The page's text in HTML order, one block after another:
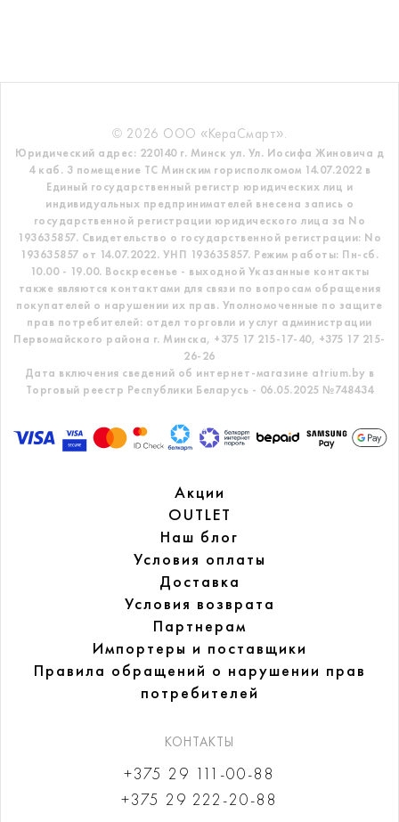
© 2026 ООО «КераСмарт».
Юридический адрес: 220140 г. Минск ул. Ул. Иосифа Жиновича д
4 каб. 3 помещение ТС Минским горисполкомом 14.07.2022 в
Единый государственный регистр юридических лиц и
индивидуальных предпринимателей внесена запись о
государственной регистрации юридического лица за No
193635857. Свидетельство о государственной регистрации: No
193635857 от 14.07.2022. УНП 193635857. Режим работы: Пн-сб.
10.00 - 19.00. Воскресенье - выходной Указанные контакты
также являются контактами для связи по вопросам обращения
покупателей о нарушении их прав. Уполномоченные по защите
прав потребителей: отдел торговли и услуг администрации
Первомайского района г. Минска, +375 17 215-17-40, +375 17 215-
26-26
Дата включения сведений об интернет-магазине atrium.by в
Торговый реестр Республики Беларусь - 06.05.2025 №748434
Акции
OUTLET
Наш блог
Условия оплаты
Доставка
Условия возврата
Партнерам
Импортеры и поставщики
Правила обращений о нарушении прав
потребителей
КОНТАКТЫ
+375 29 111-00-88
+375 29 222-20-88